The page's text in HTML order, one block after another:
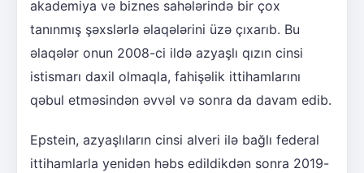
akademiya və biznes sahələrində bir çox
tanınmış şəxslərlə əlaqələrini üzə çıxarıb. Bu
əlaqələr onun 2008-ci ildə azyaşlı qızın cinsi
istismarı daxil olmaqla, fahişəlik ittihamlarını
qəbul etməsindən əvvəl və sonra da davam edib.
Epstein, azyaşlıların cinsi alveri ilə bağlı federal
ittihamlarla yenidən həbs edildikdən sonra 2019-